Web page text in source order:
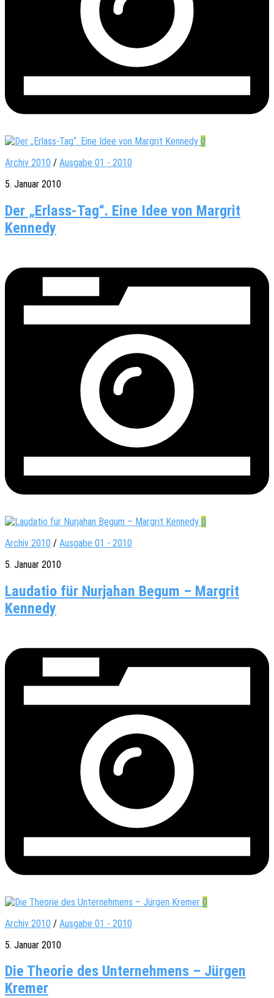
0
Archiv 2010 / Ausgabe 01 - 2010
5. Januar 2010
Der „Erlass-Tag“. Eine Idee von Margrit
Kennedy
0
Archiv 2010 / Ausgabe 01 - 2010
5. Januar 2010
Laudatio für Nurjahan Begum – Margrit
Kennedy
0
Archiv 2010 / Ausgabe 01 - 2010
5. Januar 2010
Die Theorie des Unternehmens – Jürgen
Kremer